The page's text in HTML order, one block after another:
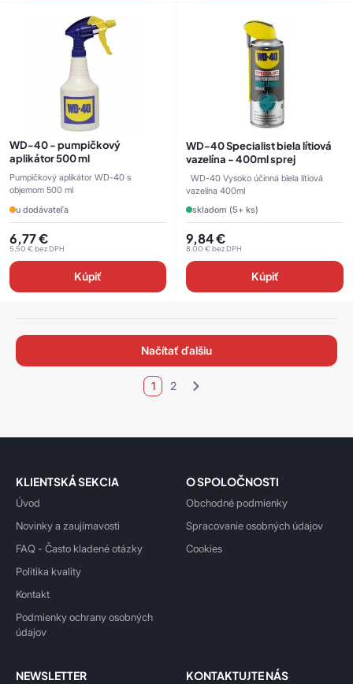
WD-40 - pumpičkový
aplikátor 500 ml
Pumpičkový aplikátor WD-40 s
objemom 500 ml
u dodávateľa
6,77€
5,50 €bez DPH
Kúpiť
WD-40 Specialist biela lítiová
vazelína - 400ml sprej
vazelína 400ml
skladom (5+ ks)
9,84€
8,00 €bez DPH
Kúpiť
načítať ďalšiu
1 2
KLIENTSKÁ SEKCIA
Úvod
Novinky a zaujímavosti
FAQ - Často kladené otázky
Politika kvality
Kontakt
Podmienky ochrany osobných
údajov
O SPOLOČNOSTI
Obchodné podmienky
Spracovanie osobných údajov
Cookies
NEWSLETTER KONTAKTUJTE NÁS